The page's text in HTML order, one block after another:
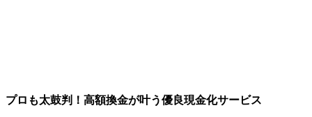
プロも太鼓判！高額換金が叶う優良現金化サービス